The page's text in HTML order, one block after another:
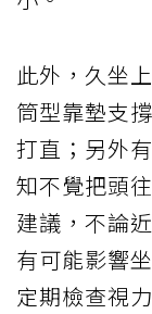
此外，久坐
筒型靠墊支
打直；另外
知不覺把頭
建議，不論
有可能影響
定期檢查視